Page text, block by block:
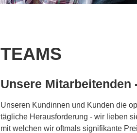
TEAMS
Unsere
Unseren Kundinnen und Kunden die
tägliche Herausforderung - wir lieben
mit welchen wir oftmals signifikante